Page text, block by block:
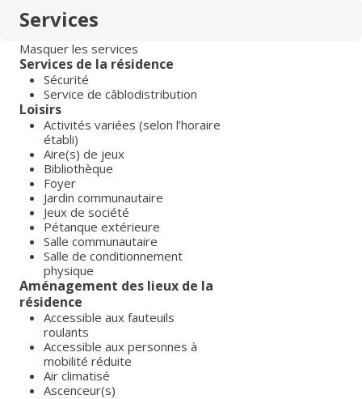
Services
Masquer les services
Services de la résidence
Sécurité
Service de câblodistribution
Loisirs
Activités variées (selon l’horaire
établi)
Aire(s) de jeux
Bibliothèque
Foyer
Jardin communautaire
Jeux de société
Pétanque extérieure
Salle communautaire
Salle de conditionnement
physique
Aménagement des lieux de la
résidence
Accessible aux fauteuils
roulants
Accessible aux personnes à
mobilité réduite
Air climatisé
Ascenceur(s)